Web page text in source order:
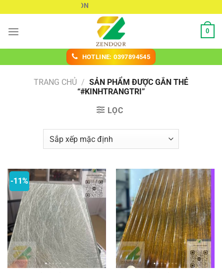
nội
0
HOTLINE: 0397894545
TRANG CHỦ / SẢN PHẨM ĐƯỢC GẮN THẺ
“#KINHTRANGTRI”
LỌC
-11%